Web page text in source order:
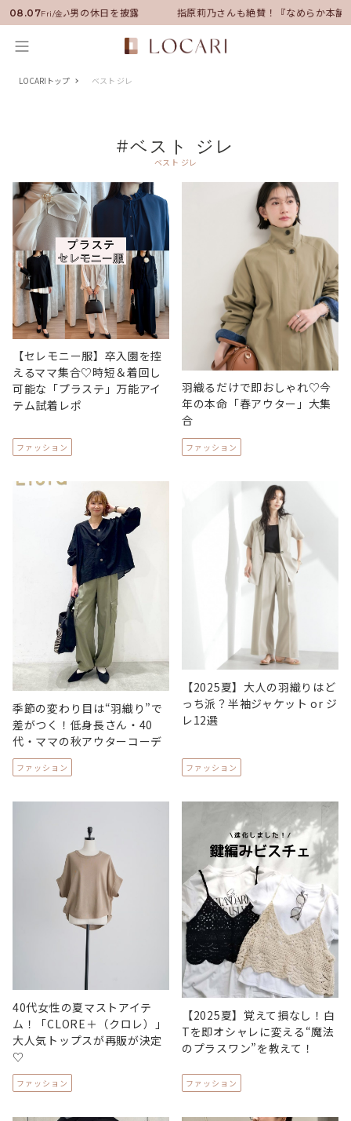
08.07Fri/金
就任！いい男の休日を披露 指原莉乃さんも絶賛！『なめらか本舗
LOCARIトップ ベスト ジレ
#ベスト ジレ
ベスト ジレ
【セレモニー服】卒入園を控
えるママ集合♡時短＆着回し
可能な「プラステ」万能アイ
テム試着レポ
ファッション
羽織るだけで即おしゃれ♡今
年の本命「春アウター」大集
合
ファッション
季節の変わり目は“羽織り”で
差がつく！低身長さん・40
代・ママの秋アウターコーデ
ファッション
【2025夏】大人の羽織りはど
っち派？半袖ジャケット or ジ
レ12選
ファッション
40代女性の夏マストアイテ
ム！「CLORE＋（クロレ）」
大人気トップスが再販が決定
♡
ファッション
【2025夏】覚えて損なし！白
Tを即オシャレに変える“魔法
のプラスワン”を教えて！
ファッション